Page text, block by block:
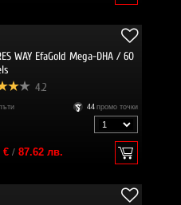
WAY EfaGold Mega-DHA / 60
4.2
44 промо точки
€/ 87.62 лв.